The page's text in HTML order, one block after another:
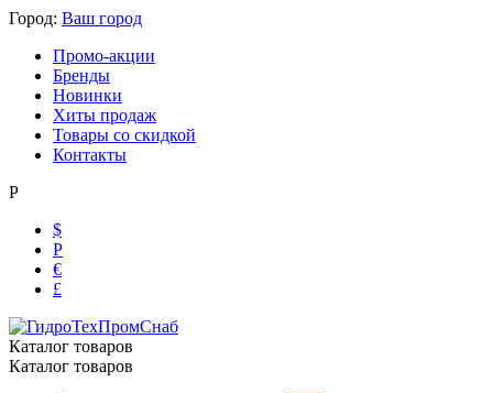
Город: Ваш город
Промо-акции
Бренды
Новинки
Хиты продаж
Товары со скидкой
Контакты
Р
$
Р
€
£
Каталог товаров
Каталог товаров